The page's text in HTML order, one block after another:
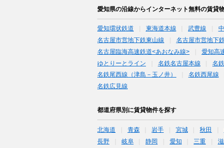
愛知県の沿線からインターネット無料の賃貸
愛知環状鉄道 東海道本線 武豊線
名古屋市営地下鉄東山線
名古屋市営地下
名古屋臨海高速鉄道<あおなみ線>
愛知高
ゆとりーとライン
名鉄名古屋本線 名
名鉄尾西線（津島－玉ノ井）
名鉄西尾線
名鉄広見線
都道府県別に賃貸物件を探す
北海道 青森 岩手 宮城 秋田
長野
岐阜 静岡 愛知 三重